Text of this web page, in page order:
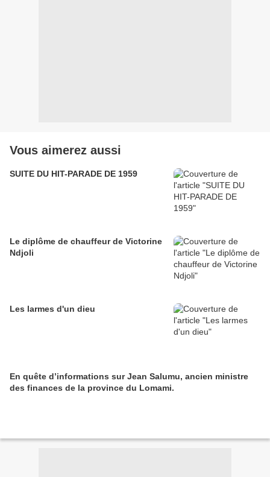
Vous aimerez aussi
SUITE DU HIT-PARADE DE 1959
Le diplôme de chauffeur de Victorine
Ndjoli
Les larmes d'un dieu
En quête d’informations sur Jean Salumu, ancien ministre
des finances de la province du Lomami.